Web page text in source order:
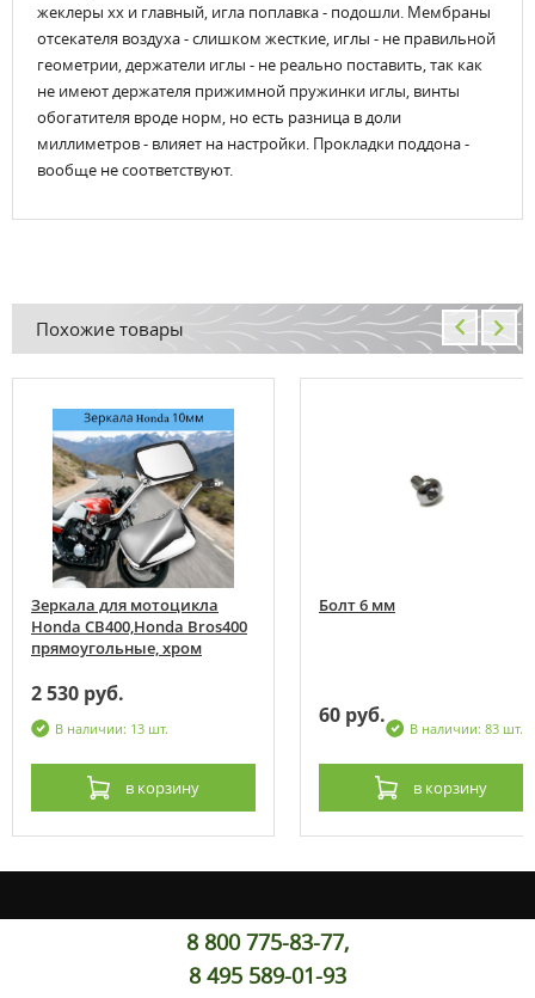
жеклеры хх и главный, игла поплавка - подошли. Мембраны
отсекателя воздуха - слишком жесткие, иглы - не правильной
геометрии, держатели иглы - не реально поставить, так как
не имеют держателя прижимной пружинки иглы, винты
обогатителя вроде норм, но есть разница в доли
миллиметров - влияет на настройки. Прокладки поддона -
вообще не соответствуют.
Похожие товары
Зеркала для мотоцикла
Honda CB400,Honda Bros400
прямоугольные, хром
2 530 руб.
В наличии: 13 шт.
в корзину
Болт 6 мм
60 руб.
В наличии: 83 шт.
в корзину
8 800 775-83-77,
8 495 589-01-93